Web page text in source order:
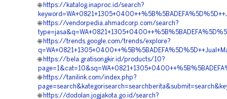
🌐 https://katalog.inaproc.id/search?
🌐 https://vendorpedia.ahmadcorp.com/search?
🌐 https://trends.google.com/trends/explore?
🌐 https://bela.gratisongkir.id/products/10?
🌐 https://tanilink.com/index.php?
🌐 https://dodolan.jogjakota.go.id/search?